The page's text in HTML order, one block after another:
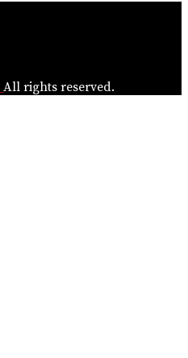
All rights reserved.